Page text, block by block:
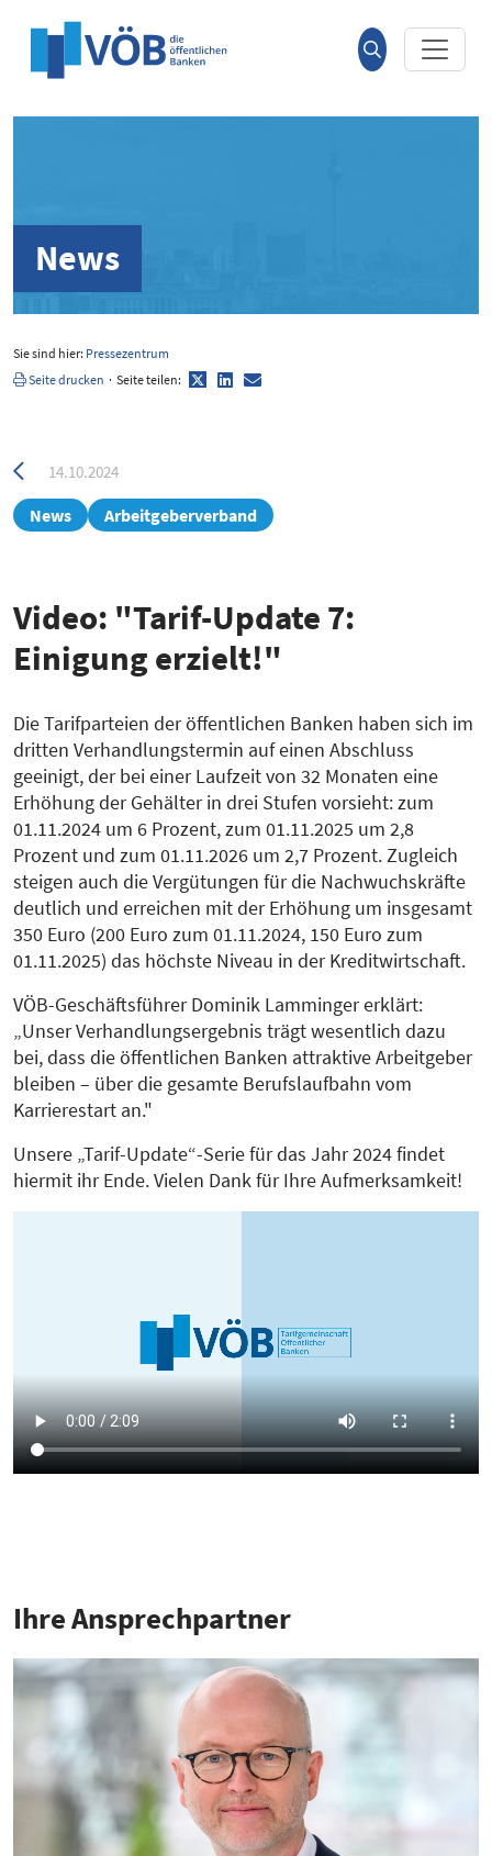
Suche
öffnen
News
Sie sind hier: Pressezentrum
Seite drucken · Seite teilen: TwitterLinkedIn
E-
Mail
Zurück
zur
14.10.2024
News Arbeitgeberverband
Video: "Tarif-Update 7:
Einigung erzielt!"
Die Tarifparteien der öffentlichen Banken haben sich im
dritten Verhandlungstermin auf einen Abschluss
geeinigt, der bei einer Laufzeit von 32 Monaten eine
Erhöhung der Gehälter in drei Stufen vorsieht: zum
01.11.2024 um 6 Prozent, zum 01.11.2025 um 2,8
Prozent und zum 01.11.2026 um 2,7 Prozent. Zugleich
steigen auch die Vergütungen für die Nachwuchskräfte
deutlich und erreichen mit der Erhöhung um insgesamt
350 Euro (200 Euro zum 01.11.2024, 150 Euro zum
01.11.2025) das höchste Niveau in der Kreditwirtschaft.
VÖB-Geschäftsführer Dominik Lamminger erklärt:
„Unser Verhandlungsergebnis trägt wesentlich dazu
bei, dass die öffentlichen Banken attraktive Arbeitgeber
bleiben – über die gesamte Berufslaufbahn vom
Karrierestart an."
Unsere „Tarif-Update“-Serie für das Jahr 2024 findet
hiermit ihr Ende. Vielen Dank für Ihre Aufmerksamkeit!
Ihre Ansprech­partner